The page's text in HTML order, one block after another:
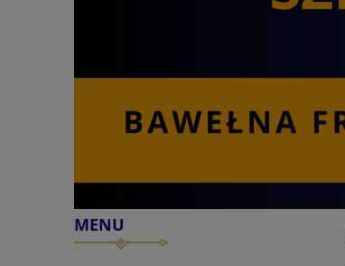
MENU